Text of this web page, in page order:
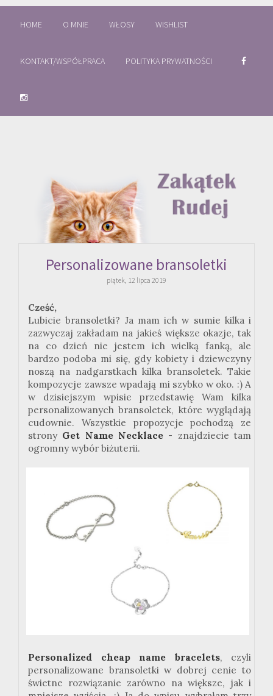
HOME O MNIE WŁOSY WISHLIST
KONTAKT/WSPÓŁPRACA POLITYKA PRYWATNOŚCI
Personalizowane bransoletki
piątek, 12 lipca 2019
Cześć,
Lubicie bransoletki? Ja mam ich w sumie kilka i
zazwyczaj zakładam na jakieś większe okazje, tak
na co dzień nie jestem ich wielką fanką, ale
bardzo podoba mi się, gdy kobiety i dziewczyny
noszą na nadgarstkach kilka bransoletek. Takie
kompozycje zawsze wpadają mi szybko w oko. :) A
w dzisiejszym wpisie przedstawię Wam kilka
personalizowanych bransoletek, które wyglądają
cudownie. Wszystkie propozycje pochodzą ze
strony Get Name Necklace - znajdziecie tam
ogromny wybór biżuterii.
Personalized cheap name bracelets, czyli
personalizowane bransoletki w dobrej cenie to
świetne rozwiązanie zarówno na większe, jak i